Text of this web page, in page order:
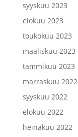
syyskuu 2023
elokuu 2023
toukokuu 2023
maaliskuu 2023
tammikuu 2023
marraskuu 2022
syyskuu 2022
elokuu 2022
heinäkuu 2022